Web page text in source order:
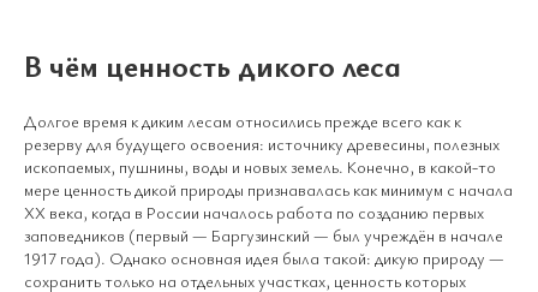
В чём ценность дикого леса
Долгое время к диким лесам относились прежде всего как к
резерву для будущего освоения: источнику древесины, полезных
ископаемых, пушнины, воды и новых земель. Конечно, в какой-то
мере ценность дикой природы признавалась как минимум с начала
ХХ века, когда в России началось работа по созданию первых
заповедников (первый — Баргузинский — был учреждён в начале
1917 года). Однако основная идея была такой: дикую природу —
сохранить только на отдельных участках, ценность которых